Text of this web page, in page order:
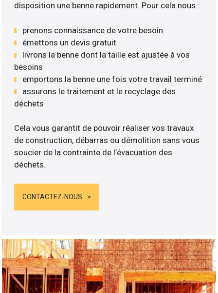
disposition une benne rapidement. Pour cela nous :
prenons connaissance de votre besoin
émettons un devis gratuit
livrons la benne dont la taille est ajustée à vos
besoins
emportons la benne une fois votre travail terminé
assurons le traitement et le recyclage des
déchets
Cela vous garantit de pouvoir réaliser vos travaux
de construction, débarras ou démolition sans vous
soucier de la contrainte de l’évacuation des
déchets.
CONTACTEZ-NOUS